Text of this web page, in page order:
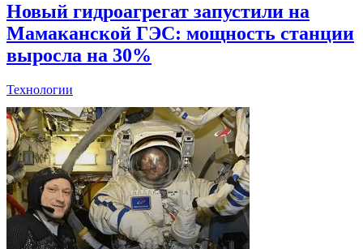
Новый гидроагрегат запустили на
Мамаканской ГЭС: мощность станции
выросла на 30%
Технологии